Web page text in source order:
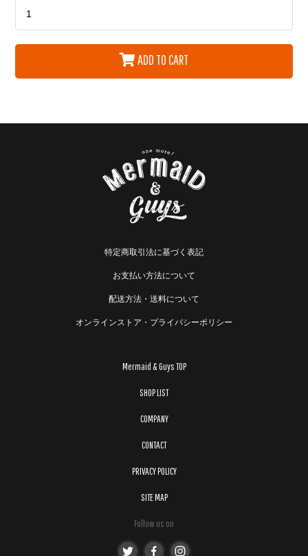
ADD TO CART
特定商取引法に基づく表記
お支払い方法について
配送方法・送料について
オンラインストア・プライバシーポリシー
Mermaid & Guys TOP
SHOP LIST
COMPANY
CONTACT
PRIVACY POLICY
SITE MAP
Follow us on